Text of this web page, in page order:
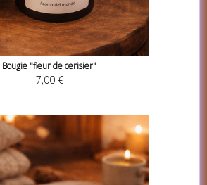
Bougie "fleur de cerisier"
7,00 €